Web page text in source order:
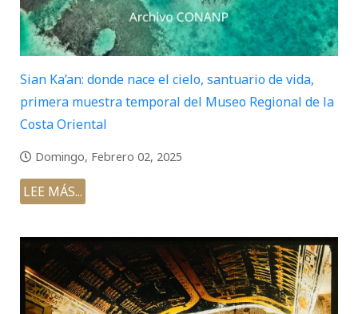
Sian Ka’an: donde nace el cielo, santuario de vida,
primera muestra temporal del Museo Regional de la
Costa Oriental
Domingo, Febrero 02, 2025
LEE MÁS...